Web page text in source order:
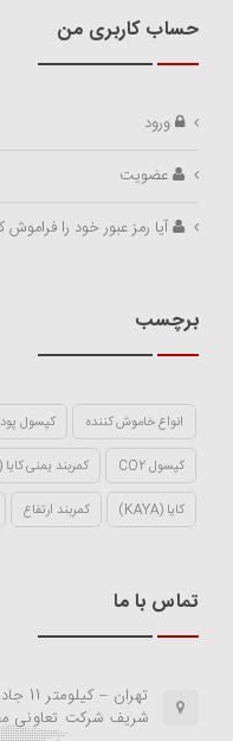
حساب کاربری من
ورود
عضویت
آیا رمز عبور خود را فراموش
برچسب
انواع خاموش کننده کپسول
کپسول CO2 کمربند یمنی کایا (KAYA)
کایا (KAYA) کمربند ارتفاع
تماس با ما
شریف شرکت تعاونی